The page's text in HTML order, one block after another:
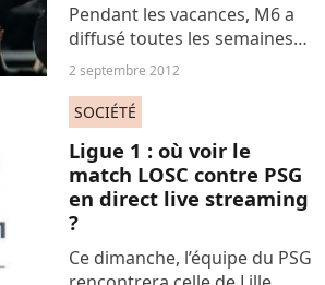
Pendant les vacances, M6 a
diffusé toutes les semaines
de nouvelles émissions de «
La vraie histoire de… », un
programme qui permet de se
focaliser sur la vie d’une
personnalité et...
2 septembre 2012
SOCIÉTÉ
Ligue 1 : où voir le
match LOSC contre PSG
en direct live streaming
?
Ce dimanche, l’équipe du PSG